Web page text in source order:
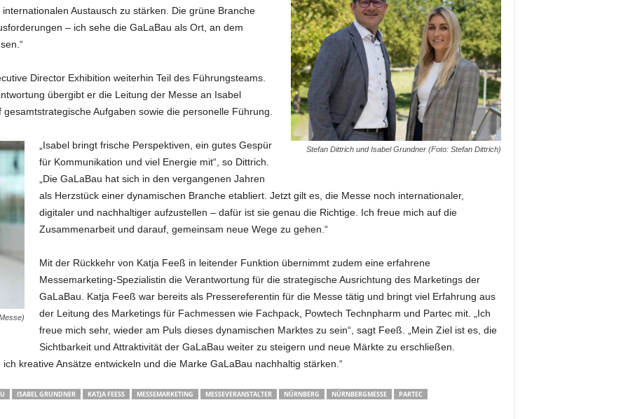
Stefan Dittrich und Isabel Grundner (Foto: Stefan Dittrich)
Austausch zu stärken. Die grüne Branche
– ich sehe die GaLaBau als Ort, an dem
Director Exhibition weiterhin Teil des Führungsteams.
übergibt er die Leitung der Messe an Isabel
Aufgaben sowie die personelle Führung.
„Isabel bringt frische Perspektiven, ein gutes Gespür
für Kommunikation und viel Energie mit“, so Dittrich.
„Die GaLaBau hat sich in den vergangenen Jahren
als Herzstück einer dynamischen Branche etabliert. Jetzt gilt es, die Messe noch internationaler,
digitaler und nachhaltiger aufzustellen – dafür ist sie genau die Richtige. Ich freue mich auf die
Zusammenarbeit und darauf, gemeinsam neue Wege zu gehen.“
Mit der Rückkehr von Katja Feeß in leitender Funktion übernimmt zudem eine erfahrene
Messemarketing-Spezialistin die Verantwortung für die strategische Ausrichtung des Marketings der
GaLaBau. Katja Feeß war bereits als Pressereferentin für die Messe tätig und bringt viel Erfahrung aus
der Leitung des Marketings für Fachmessen wie Fachpack, Powtech Technpharm und Partec mit. „Ich
freue mich sehr, wieder am Puls dieses dynamischen Marktes zu sein“, sagt Feeß. „Mein Ziel ist es, die
Sichtbarkeit und Attraktivität der GaLaBau weiter zu steigern und neue Märkte zu erschließen.
kreative Ansätze entwickeln und die Marke GaLaBau nachhaltig stärken.“
ISABEL GRUNDNER KATJA FEESS MESSEMARKETING MESSEVERANSTALTER NÜRNBERG NÜRNBERGMESSE
PARTEC